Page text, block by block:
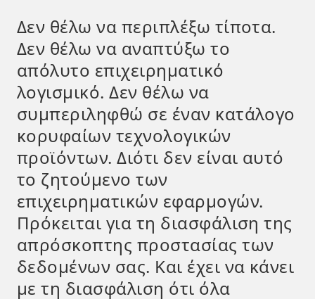
Δεν θέλω να περιπλέξω τίποτα.
Δεν θέλω να αναπτύξω το
απόλυτο επιχειρηματικό
λογισμικό. Δεν θέλω να
συμπεριληφθώ σε έναν κατάλογο
κορυφαίων τεχνολογικών
προϊόντων. Διότι δεν είναι αυτό
το ζητούμενο των
επιχειρηματικών εφαρμογών.
Πρόκειται για τη διασφάλιση της
απρόσκοπτης προστασίας των
δεδομένων σας. Και έχει να κάνει
με τη διασφάλιση ότι όλα